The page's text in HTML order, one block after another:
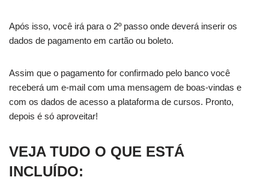
Após isso, você irá para o 2º passo onde deverá inserir os
dados de pagamento em cartão ou boleto.
Assim que o pagamento for confirmado pelo banco você
receberá um e-mail com uma mensagem de boas-vindas e
com os dados de acesso a plataforma de cursos. Pronto,
depois é só aproveitar!
VEJA TUDO O QUE ESTÁ
INCLUÍDO: